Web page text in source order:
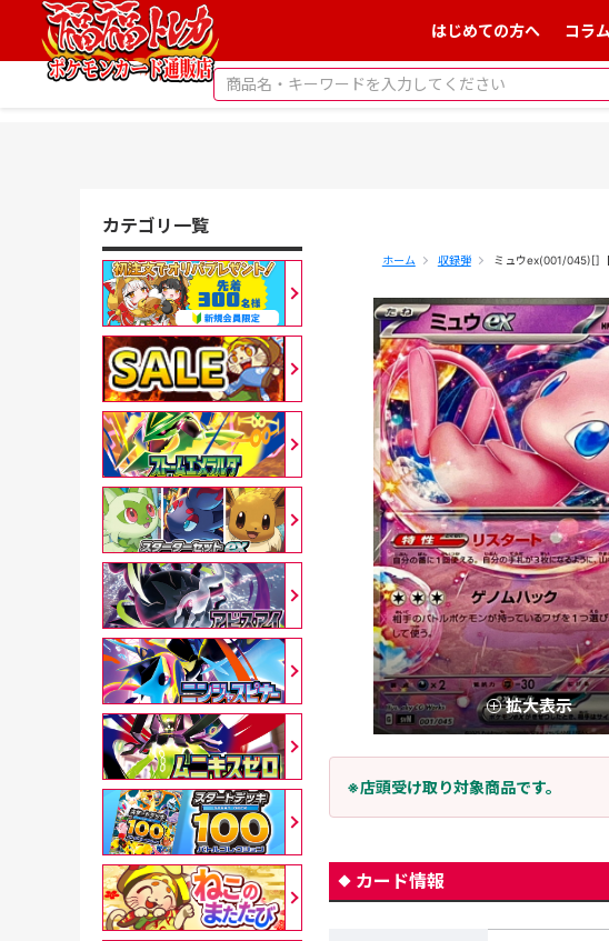
はじめての方へ コラム
ホーム 収録弾 ミュウex(001/045)[]【
拡大表示
※店頭受け取り対象商品です。
カード情報
カテゴリ一覧